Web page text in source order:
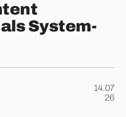
System-
14.07
.
26